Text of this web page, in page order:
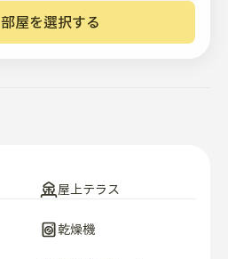
部屋を選択する
屋上テラス
乾燥機